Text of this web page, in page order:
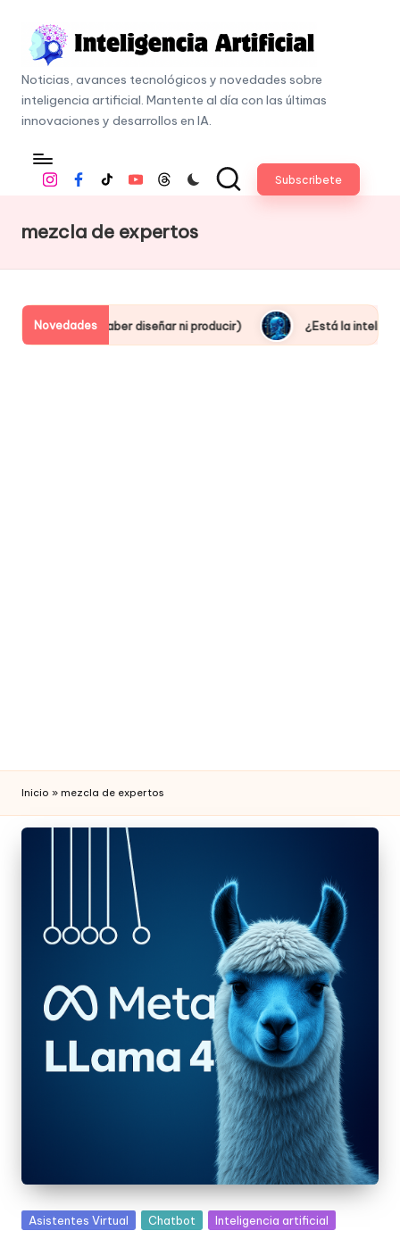
content
I
n
t
e
n
c
a
A
Noticias, avances tecnológicos y novedades sobre
inteligencia artificial. Mantente al día con las últimas
innovaciones y desarrollos en IA.
InstagramFacebookTiktokYoutubeThreads Subscribete
mezcla de expertos
Novedades
(sin saber diseñar ni producir) ¿Está la inteligencia
Inicio » mezcla de expertos
Posted
Asistentes Virtual Chatbot Inteligencia artificial